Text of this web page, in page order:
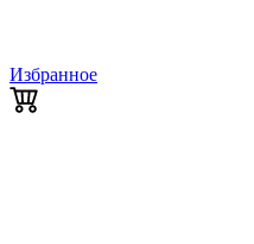
Избранное